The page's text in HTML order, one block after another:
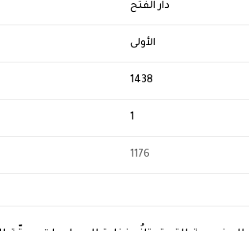
دار الفتح
الأولى
1438
1
1176